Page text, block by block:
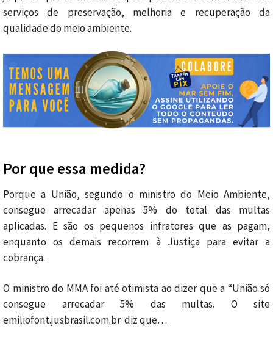
serviços de preservação, melhoria e recuperação da
qualidade do meio ambiente.
Por que essa medida?
Porque a União, segundo o ministro do Meio Ambiente,
consegue arrecadar apenas 5% do total das multas
aplicadas. E são os pequenos infratores que as pagam,
enquanto os demais recorrem à Justiça para evitar a
cobrança.
O ministro do MMA foi até otimista ao dizer que a “União só
consegue arrecadar 5% das multas. O site
emiliofont.jusbrasil.com.br diz que…